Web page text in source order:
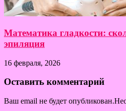
Математика гладкости:
эпиляция
16 февраля, 2026
Оставить комментарий
Ваш email не будет